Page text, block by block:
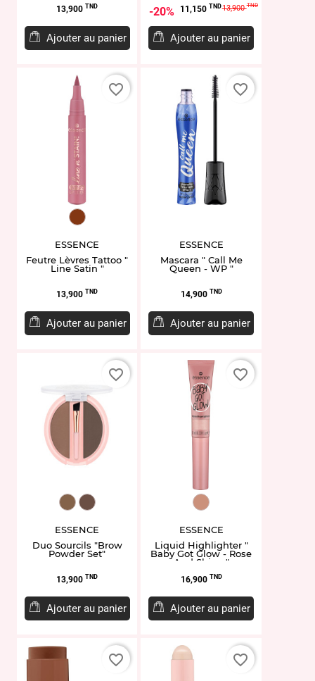
Prix
13,900 TND
Ajouter au panier
20% Prix
11,150 TNDPrix
base
13,900TND
Ajouter au panier
EL951852.02
ESSENCE
Feutre Lèvres Tattoo "
Line Satin "
Prix
13,900 TND
Ajouter au panier
favorite_border
ESSENCE
Mascara " Call Me
Queen - WP "
Prix
14,900 TND
Ajouter au panier
favorite_border
EY951669.02
EY951670.03
ESSENCE
Duo Sourcils "Brow
Powder Set"
Prix
13,900 TND
Ajouter au panier
favorite_border
ET944733.20
ESSENCE
Liquid Highlighter "
Baby Got Glow - Rose
And Shine "
Prix
16,900 TND
Ajouter au panier
favorite_border
favorite_border favorite_border